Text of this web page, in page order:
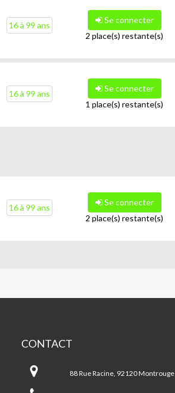
16 à 99 ans
Se connecter
2 place(s) restante(s)
16 à 99 ans
Se connecter
1 place(s) restante(s)
16 à 99 ans
Se connecter
2 place(s) restante(s)
CONTACT
Michel
Colucci
88 Rue Racine, 92120 Montrouge